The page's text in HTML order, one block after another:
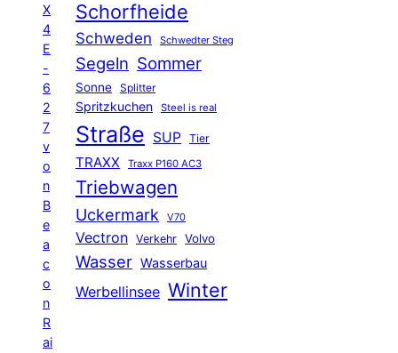
X
4
E
-
6
2
7
v
o
n
B
e
a
c
o
n
R
ai
Schorfheide
Schweden Schwedter Steg
Segeln Sommer
Sonne Splitter
Spritzkuchen Steel is real
Straße SUP Tier
TRAXX Traxx P160 AC3
Triebwagen
Uckermark V70
Vectron Verkehr Volvo
Wasser Wasserbau
Werbellinsee Winter